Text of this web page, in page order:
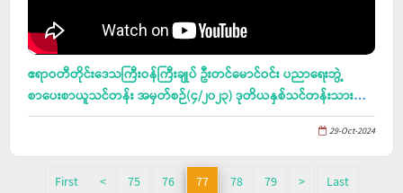
ဧရာဝတီတိုင်းဒေသကြီးဝန်ကြီးချုပ် ဦးတင်မောင်ဝင်း ပညာရေးဘွဲ့
စာပေးစာယူသင်တန်း အမှတ်စဉ်(၄/၂၀၂၃) ဒုတိယနှစ်သင်တန်းသားများ
ကြိုဆိုပွဲ အခမ်းအနားသို့ တက်ရောက်
29-Oct-2024
First < 75 76 77 78 79 > Last